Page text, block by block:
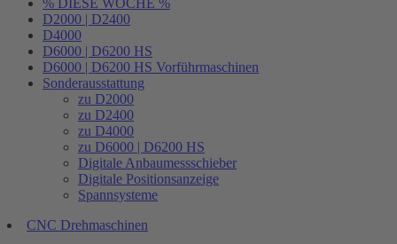
% DIESE WOCHE %
D2000 | D2400
D4000
D6000 | D6200 HS
D6000 | D6200 HS Vorführmaschinen
Sonderausstattung
zu D2000
zu D2400
zu D4000
zu D6000 | D6200 HS
Digitale Anbaumessschieber
Digitale Positionsanzeige
Spannsysteme
CNC Drehmaschinen